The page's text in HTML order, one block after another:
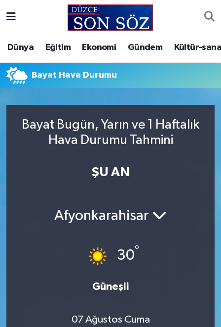
Dünya Eğitim Ekonomi Gündem Kültür-
Bayat Hava Durumu
Bayat Bugün, Yarın ve 1 Haftalık
Hava Durumu Tahmini
ŞU AN
Afyonkarahisar
30°
Güneşli
07 Ağustos Cuma
Gizlilik Sözleşmesi
İletişim
Video Galeri
Akçakoca Hava Durumu
Akçakoca Trafik Yoğunluk Haritası
Tüm Manşetler